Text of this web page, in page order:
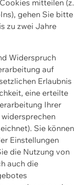
mitteilen (z.
gehen Sie bitte
zu zwei Jahre
Widerspruch
auf
Erlaubnis
eine erteilte
Ihrer
Sie können
Einstellungen
die Nutzung von
auch die